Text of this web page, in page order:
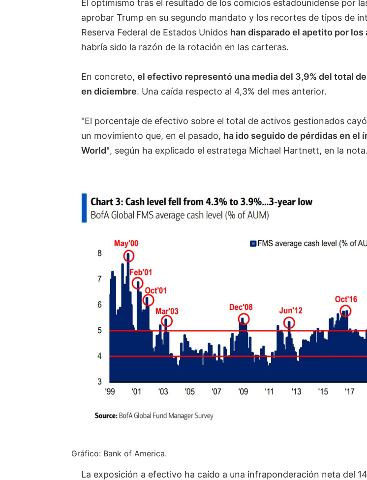
El optimismo tras el resultado de los comicios estadounidense por
aprobar Trump en su segundo mandato y los recortes de tipos de
Reserva Federal de Estados Unidos han disparado el apetito por
habría sido la razón de la rotación en las carteras.
En concreto, el efectivo representó una media del 3,9% del total
en diciembre. Una caída respecto al 4,3% del mes anterior.
"El porcentaje de efectivo sobre el total de activos gestionados
un movimiento que, en el pasado, ha ido seguido de pérdidas en el
World", según ha explicado el estratega Michael Hartnett, en la nota.
Gráfico: Bank of America.
La exposición a efectivo ha caído a una infraponderación neta del